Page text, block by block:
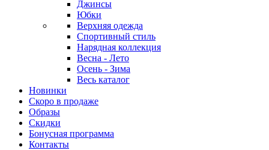
Джинсы
Юбки
Верхняя одежда
Спортивный стиль
Нарядная коллекция
Весна - Лето
Осень - Зима
Весь каталог
Новинки
Скоро в продаже
Образы
Скидки
Бонусная программа
Контакты